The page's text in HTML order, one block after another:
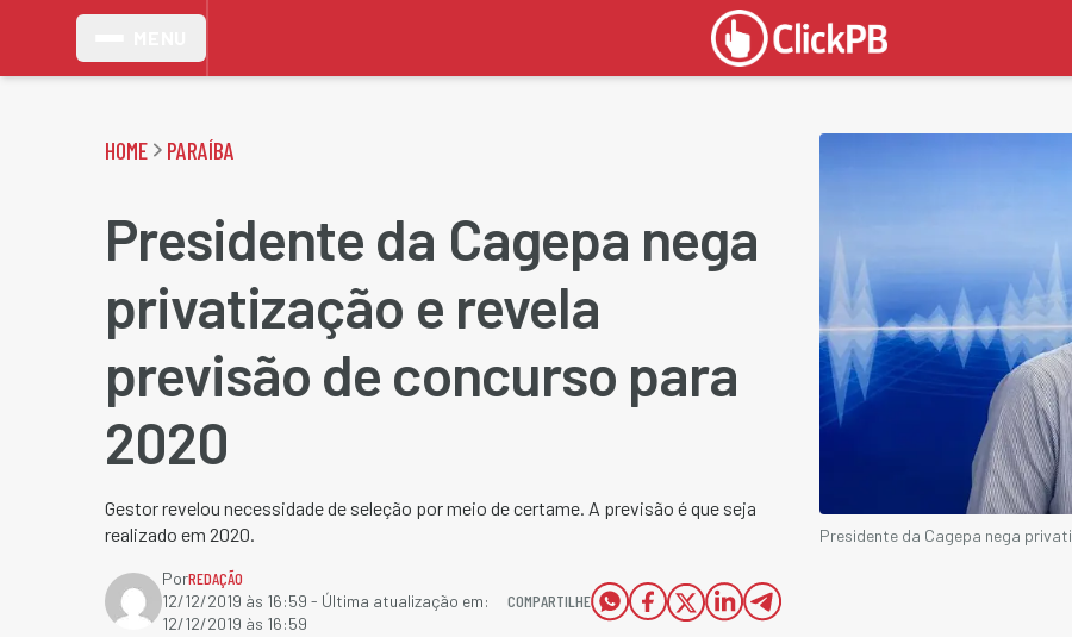
HOME PARAÍBA
Presidente da Cagepa nega
privatização e revela
previsão de concurso para
2020
Gestor revelou necessidade de seleção por meio de certame. A previsão é que seja
realizado em 2020.
PorREDAÇÃO
12/12/2019 às 16:59 - Última atualização em:
12/12/2019 às 16:59
COMPARTILHE
Presidente da Cagepa nega